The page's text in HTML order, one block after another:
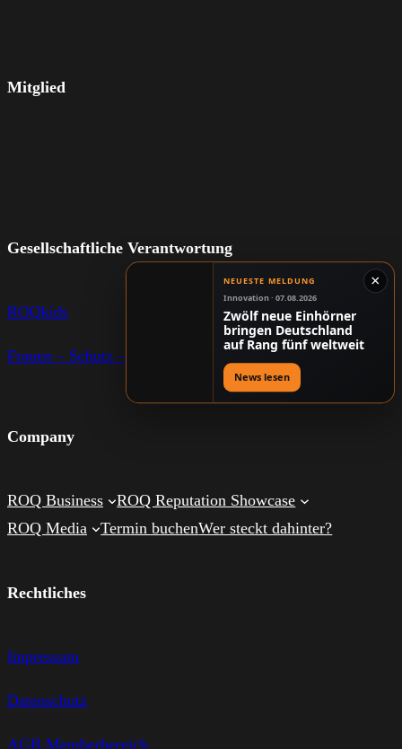
Mitglied
Gesellschaftliche Verantwortung
ROQkids
Frauen – Schutz – Bewegung
Company
ROQ Business
ROQ Reputation Showcase
ROQ Media
Termin buchenWer steckt dahinter?
Rechtliches
Impressum
Datenschutz
AGB Memberbereich
×
NEUESTE MELDUNG
Innovation · 07.08.2026
Zwölf neue Einhörner
bringen Deutschland
auf Rang fünf weltweit
News lesen